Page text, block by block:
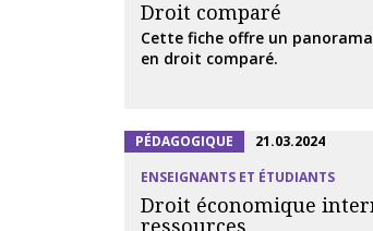
Droit comparé
Cette fiche offre un
en droit comparé.
PÉDAGOGIQUE
21.03.2024
ENSEIGNANTS ET ÉTUDIANTS
Droit économique
ressources